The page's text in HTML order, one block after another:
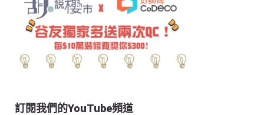
訂閱我們的YouTube頻道